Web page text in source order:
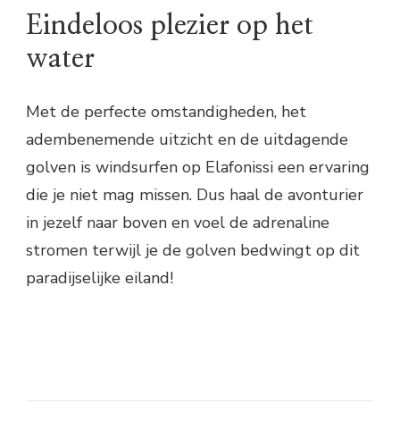
Eindeloos plezier op het
water
Met de perfecte omstandigheden, het
adembenemende uitzicht en de uitdagende
golven is windsurfen op Elafonissi een ervaring
die je niet mag missen. Dus haal de avonturier
in jezelf naar boven en voel de adrenaline
stromen terwijl je de golven bedwingt op dit
paradijselijke eiland!